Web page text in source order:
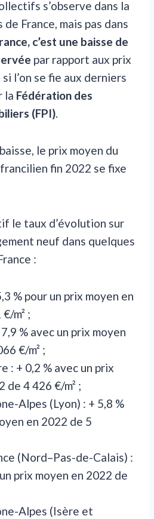
s’observe dans la
France, mais pas dans
c’est une baisse de
par rapport aux prix
l’on se fie aux derniers
la Fédération des
(FPI).
le prix moyen du
fin 2022 se fixe
le taux d’évolution sur
neuf dans quelques
:
% pour un prix moyen en
m² ;
% avec un prix moyen
€/m² ;
: + 0,2 % avec un prix
de 4 426 €/m² ;
Alpes (Lyon) : + 5,8 %
en 2022 de 5
(Nord–Pas-de-Calais) :
prix moyen en 2022 de
Alpes (Isère et